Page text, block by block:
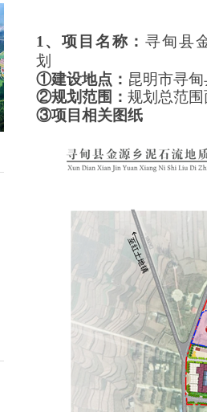
1、项目名称：寻甸县
划
①建设地点： 昆明市寻甸
②规划范围： 规划 总范围
③项目相关图纸